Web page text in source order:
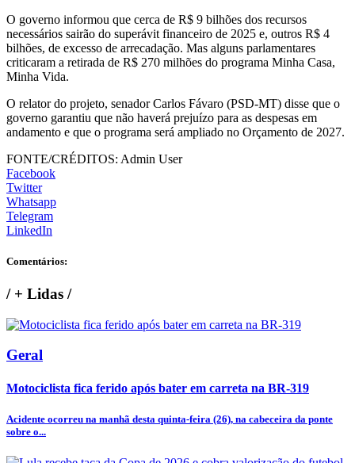
O governo informou que cerca de R$ 9 bilhões dos recursos
necessários sairão do superávit financeiro de 2025 e, outros R$ 4
bilhões, de excesso de arrecadação. Mas alguns parlamentares
criticaram a retirada de R$ 270 milhões do programa Minha Casa,
Minha Vida.
O relator do projeto, senador Carlos Fávaro (PSD-MT) disse que o
governo garantiu que não haverá prejuízo para as despesas em
andamento e que o programa será ampliado no Orçamento de 2027.
FONTE/CRÉDITOS: Admin User
Facebook
Twitter
Whatsapp
Telegram
LinkedIn
Comentários:
/+ Lidas /
Geral
Motociclista fica ferido após bater em carreta na BR-319
Acidente ocorreu na manhã desta quinta-feira (26), na cabeceira da ponte
sobre o...